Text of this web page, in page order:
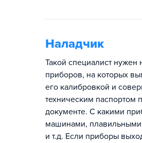
Наладчик
Такой специалист нужен
приборов, на которых
его калибровкой и
техническим паспортом
документе. С какими
машинами, плавильными
и т.д. Если приборы